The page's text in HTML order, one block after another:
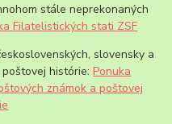
stále neprekonaných
Filatelistických stati ZSF
slovensky a
poštovej histórie:Ponuka
známok a poštovej